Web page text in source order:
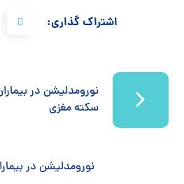
اشتراک گذاری:
نورومدلیشن در
سکته مغزی
نورومدلیشن در